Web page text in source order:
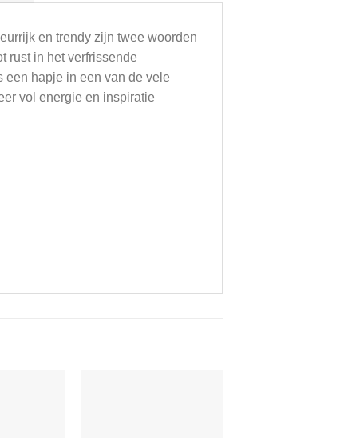
en trendy zijn twee woorden
rust in het verfrissende
een hapje in een van de vele
vol energie en inspiratie